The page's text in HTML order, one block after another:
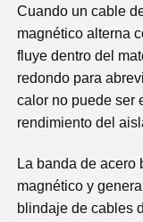
Cuando un cable
magnético alterna
fluye dentro del
redondo para
calor no puede ser
rendimiento del
La banda de
magnético y
blindaje de cables